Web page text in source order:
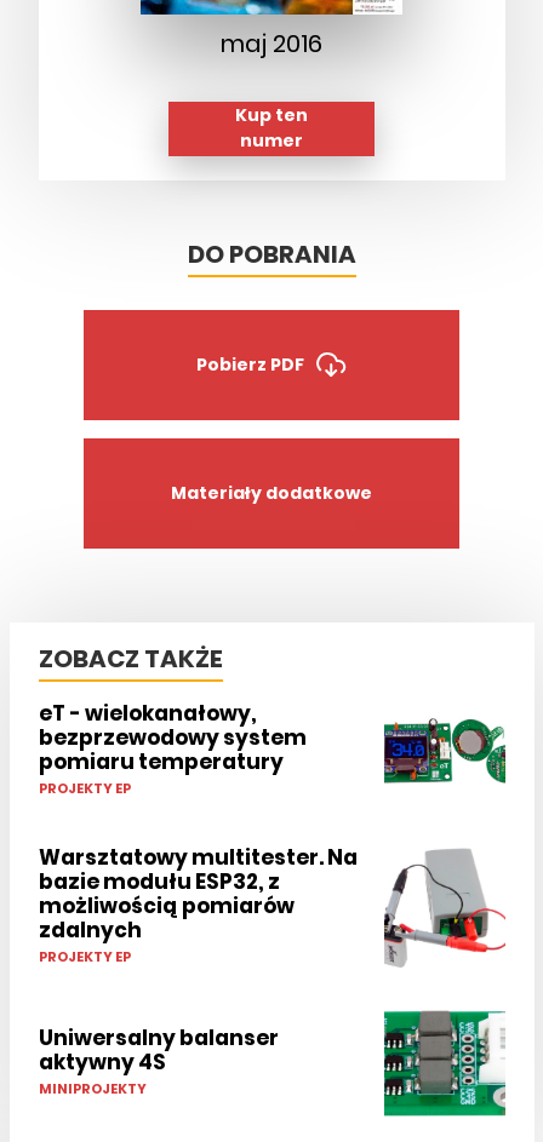
maj 2016
Kup ten
numer
DO POBRANIA
Pobierz PDF
Materiały dodatkowe
ZOBACZ TAKŻE
eT - wielokanałowy,
bezprzewodowy system
pomiaru temperatury
PROJEKTY EP
Warsztatowy multitester. Na
bazie modułu ESP32, z
możliwością pomiarów
zdalnych
PROJEKTY EP
Uniwersalny balanser
aktywny 4S
MINIPROJEKTY